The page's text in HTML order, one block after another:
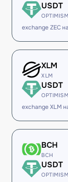
USDT
OPTIMISM
exchange ZEC
XLM
XLM
USDT
OPTIMISM
exchange XLM
BCH
BCH
USDT
OPTIMISM